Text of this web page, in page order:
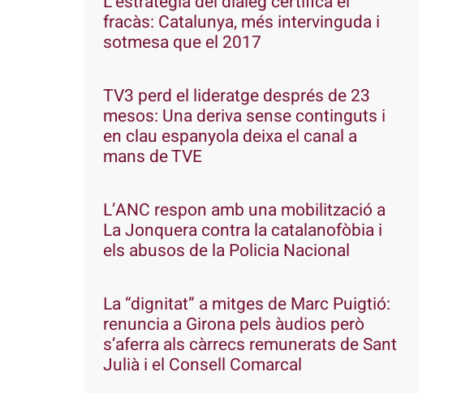
fracàs: Catalunya, més intervinguda i
sotmesa que el 2017
TV3 perd el lideratge després de 23
mesos: Una deriva sense continguts i
en clau espanyola deixa el canal a
mans de TVE
L’ANC respon amb una mobilització a
La Jonquera contra la catalanofòbia i
els abusos de la Policia Nacional
La “dignitat” a mitges de Marc Puigtió:
renuncia a Girona pels àudios però
s’aferra als càrrecs remunerats de Sant
Julià i el Consell Comarcal